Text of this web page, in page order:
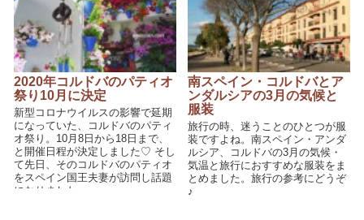
2020年コルドバのパティオ
祭り10月に決定
新型コロナウイルスの影響で延期
になっていた、コルドバのパティ
オ祭り。10月8日から18日まで、
と開催日程が決定しました♡ そし
て先日、そのコルドバのパティオ
をスペイン国王夫妻が訪問し話題
になりました。
南スペイン・コルドバとア
ンダルシアの3月の気候と
服装
旅行の時、迷うことのひとつが服
装ですよね。南スペイン・アンダ
ルシア、コルドバの3月の気候・
気温と旅行におすすめな服装をま
とめました。旅行の参考にどうぞ
♪